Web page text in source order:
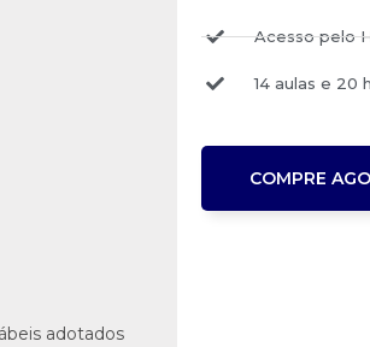
adotados
Acesso pelo
14 aulas e 20
COMPRE